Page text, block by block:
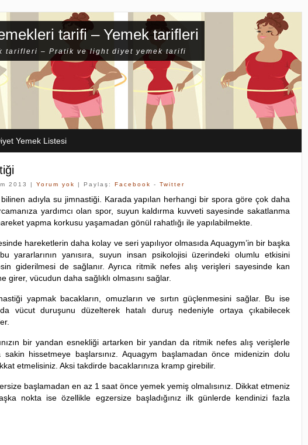
tarifi – Yemek tarifleri
tarifleri – Pratik ve light diyet yemek tarifi
Yemek Listesi
2013 | Yorum yok | Paylaş: Facebook - Twitter
adıyla su jimnastiği. Karada yapılan herhangi bir spora göre çok daha
yardımcı olan spor, suyun kaldırma kuvveti sayesinde sakatlanma
yapma korkusu yaşamadan gönül rahatlığı ile yapılabilmekte.
hareketlerin daha kolay ve seri yapılıyor olmasıda Aquagym’in bir başka
yararlarının yanısıra, suyun insan psikolojisi üzerindeki olumlu etkisini
giderilmesi de sağlanır. Ayrıca ritmik nefes alış verişleri sayesinde kan
girer, vücudun daha sağlıklı olmasını sağlar.
yapmak bacakların, omuzların ve sırtın güçlenmesini sağlar. Bu ise
vücut duruşunu düzelterek hatalı duruş nedeniyle ortaya çıkabilecek
bir yandan esnekliği artarken bir yandan da ritmik nefes alış verişlerle
sakin hissetmeye başlarsınız. Aquagym başlamadan önce midenizin dolu
etmelisiniz. Aksi takdirde bacaklarınıza kramp girebilir.
başlamadan en az 1 saat önce yemek yemiş olmalısınız. Dikkat etmeniz
nokta ise özellikle egzersize başladığınız ilk günlerde kendinizi fazla